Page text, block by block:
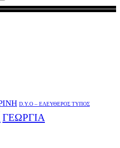
D.Y.O – ΕΛΕΥΘΕΡΟΣ ΤΥΠΟΣ
ΓΕΩΡΓΙΑ